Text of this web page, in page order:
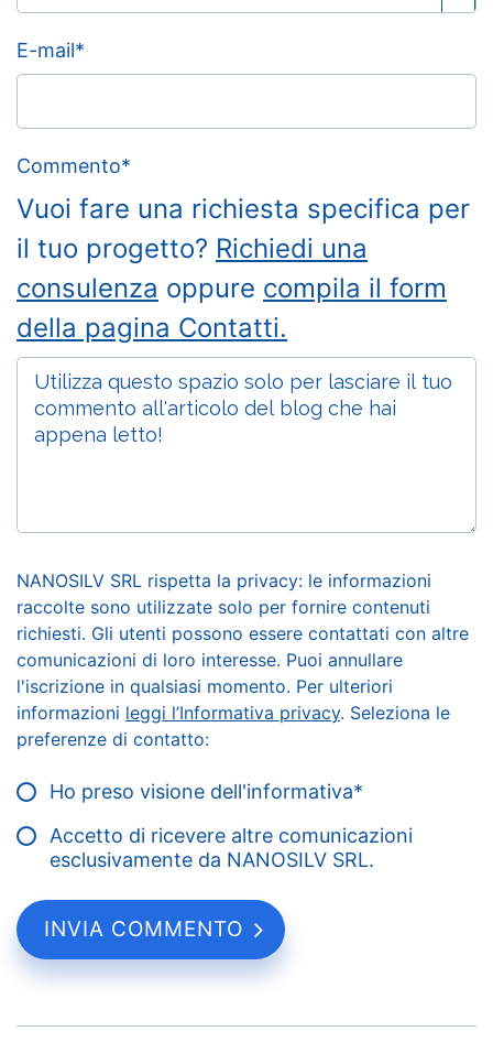
E-mail*
Commento*
Vuoi fare una richiesta specifica per
il tuo progetto? Richiedi una
consulenza oppure compila il form
della pagina Contatti.
NANOSILV SRL rispetta la privacy: le informazioni
raccolte sono utilizzate solo per fornire contenuti
richiesti. Gli utenti possono essere contattati con altre
comunicazioni di loro interesse. Puoi annullare
l'iscrizione in qualsiasi momento. Per ulteriori
informazioni leggi l’Informativa privacy. Seleziona le
preferenze di contatto:
Ho preso visione dell'informativa*
Accetto di ricevere altre comunicazioni
esclusivamente da NANOSILV SRL.